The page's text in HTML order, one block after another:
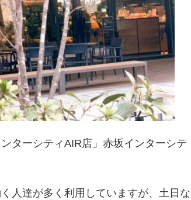
ターシティAIR店」赤坂インターシテ
人達が多く利用していますが、土日な